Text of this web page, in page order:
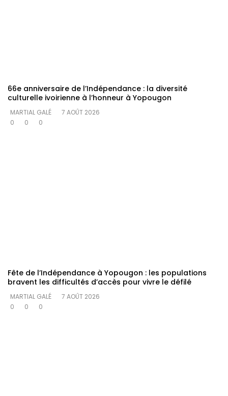
66e anniversaire de l’Indépendance : la diversité
culturelle ivoirienne à l’honneur à Yopougon
MARTIAL GALÉ
7 AOÛT 2026
0
0 0
Fête de l’Indépendance à Yopougon : les populations
bravent les difficultés d’accès pour vivre le défilé
MARTIAL GALÉ
7 AOÛT 2026
0
0 0